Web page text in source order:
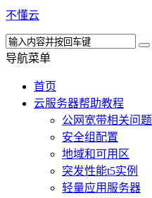
不懂云
导航菜单
首页
云服务器帮助教程
公网宽带相关问题
安全组配置
地域和可用区
突发性能t5实例
轻量应用服务器